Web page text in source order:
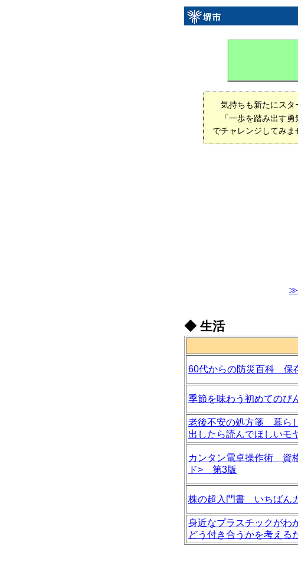
気持ちも新たにスタ
「一歩を踏み出す
でチャレンジしてみま
≫
◆ 生活
60代からの防災百科 保
季節を味わう初めての
老後不安の処方箋 暮ら
出したら読んでほしいモ
カンタン電卓操作術 資
ド> 第3版
株の超入門書 いちばん
身近なプラスチックが
どう付き合うかを考える